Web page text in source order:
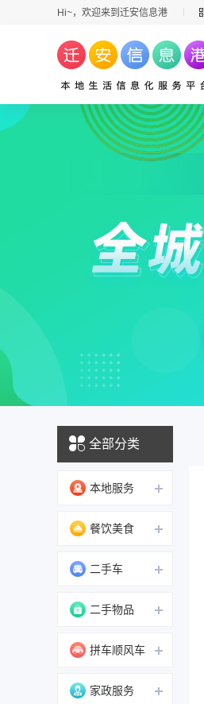
Hi~，欢迎来到迁安信息港
全部分类
本地服务
餐饮美食
二手车
二手物品
拼车顺风车
家政服务